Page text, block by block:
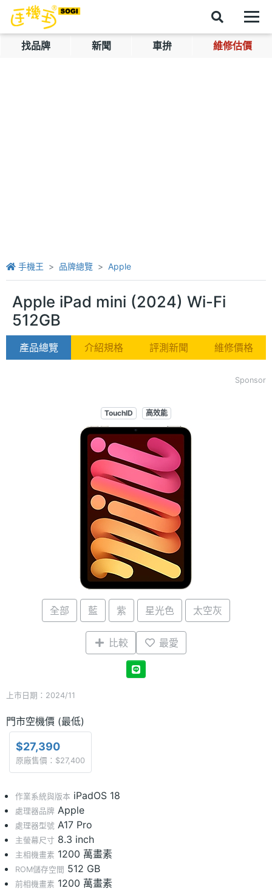
找品牌 新聞 車拚 維修估價
手機王 品牌總覽 Apple
Apple iPad mini (2024) Wi-Fi
512GB
產品總覽 介紹規格 評測新聞 維修價格
Sponsor
TouchID 高效能
全部 藍 紫 星光色 太空灰
比較 最愛
上市日期：2024/11
門市空機價 (最低)
$27,390
原廠售價：$27,400
作業系統與版本 iPadOS 18
處理器品牌 Apple
處理器型號 A17 Pro
主螢幕尺寸 8.3 inch
主相機畫素 1200 萬畫素
ROM儲存空間 512 GB
前相機畫素 1200 萬畫素